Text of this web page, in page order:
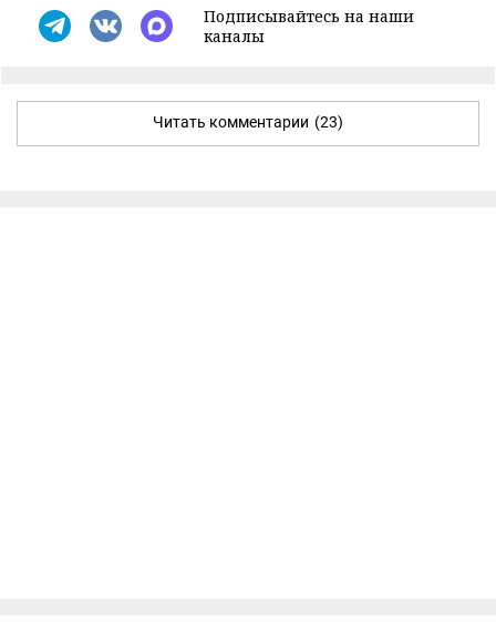
Подписывайтесь на наши
каналы
Читать комментарии (23)